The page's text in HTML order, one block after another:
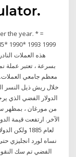
the year. * =
1990* 1993 1999
معظم جامعي العملات.
خلال ريش ذيل النسر
من مورغان ، بمظهر
الآخر. ارتفعت قيمة
لعام 1885